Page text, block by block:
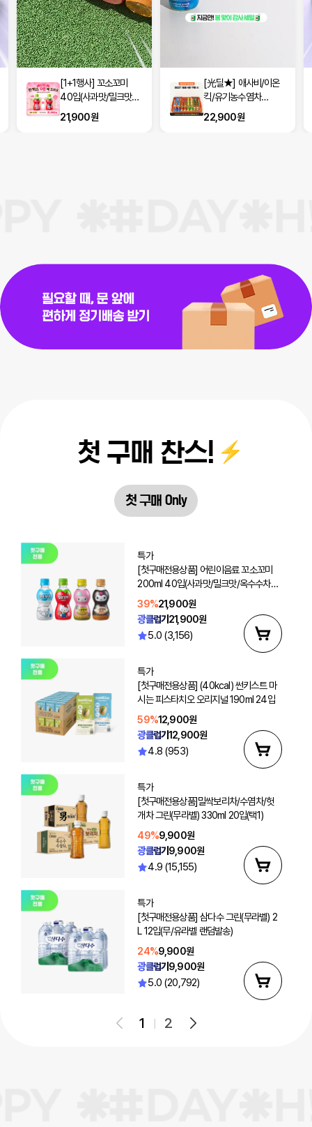
[1+1행사] 꼬소꼬미
40입(사과맛/밀크맛/
옥수수차/보리차 택2)
21,900원
[光딜★] 애사비/이온
킥/유기농수염차
500ml 24입+6입
(100원♥)
22,900원
첫 구매 찬스!
첫 구매 Only
특가
[첫구매전용상품] 어린이음료 꼬소꼬미
200ml 40입(사과맛/밀크맛/옥수수차/
보리차 선택2)
39%21,900원
광클럽가21,900원
5.0 (3,156)
특가
[첫구매전용상품] (40kcal) 썬키스트 마
시는 피스타치오 오리지널 190ml 24입
59%12,900원
광클럽가12,900원
4.8 (953)
특가
[첫구매전용상품]밀싹보리차/수염차/헛
개차 그린(무라벨) 330ml 20입(택1)
49%9,900원
광클럽가9,900원
4.9 (15,155)
특가
[첫구매전용상품] 삼다수 그린(무라벨) 2
L 12입(무/유라벨 랜덤발송)
24%9,900원
광클럽가9,900원
5.0 (20,792)
1 2